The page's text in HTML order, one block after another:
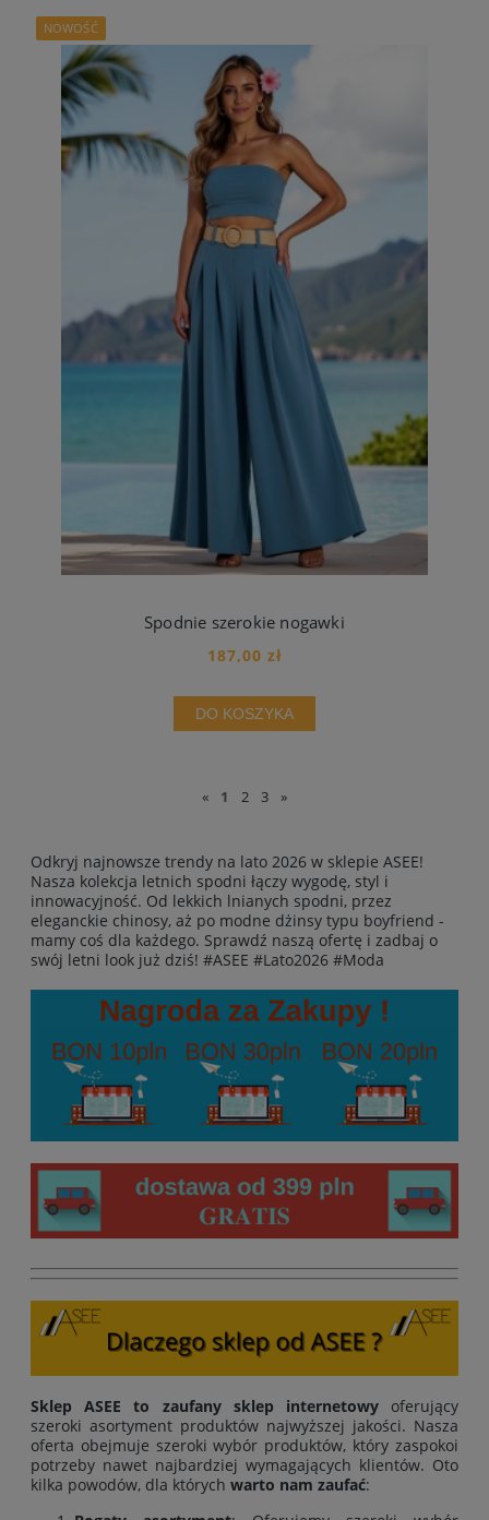
Spodnie szerokie nogawki
187,00 zł
DO KOSZYKA
NOWOŚĆ
« 1 2 3 »
Odkryj najnowsze trendy na lato 2026 w sklepie ASEE!
Nasza kolekcja letnich spodni łączy wygodę, styl i
innowacyjność. Od lekkich lnianych spodni, przez
eleganckie chinosy, aż po modne dżinsy typu boyfriend -
mamy coś dla każdego. Sprawdź naszą ofertę i zadbaj o
swój letni look już dziś! #ASEE #Lato2026 #Moda
Sklep ASEE to zaufany sklep internetowyoferujący
szeroki asortyment produktów najwyższej jakości. Nasza
oferta obejmuje szeroki wybór produktów, który zaspokoi
potrzeby nawet najbardziej wymagających klientów. Oto
kilka powodów, dla których warto nam zaufać: